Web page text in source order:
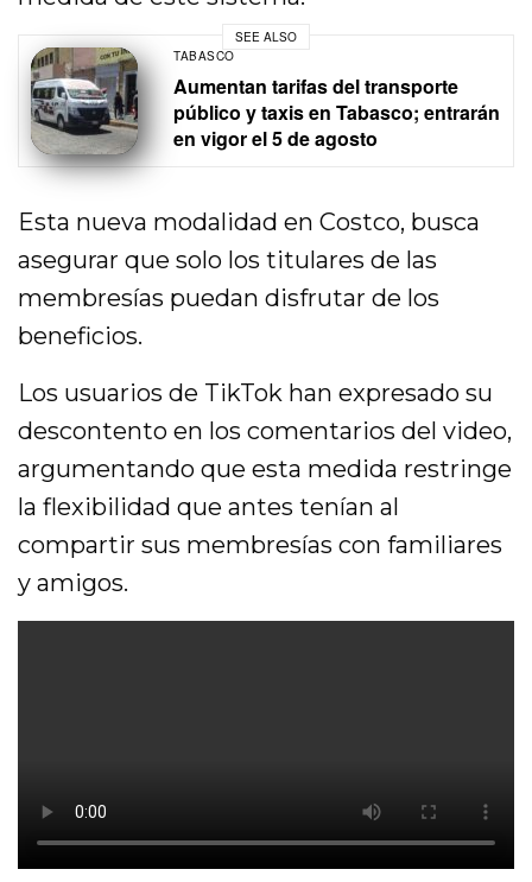
SEE ALSO
TABASCO
Aumentan tarifas del transporte
público y taxis en Tabasco; entrarán
en vigor el 5 de agosto
Esta nueva modalidad en Costco, busca
asegurar que solo los titulares de las
membresías puedan disfrutar de los
beneficios.
Los usuarios de TikTok han expresado su
descontento en los comentarios del video,
argumentando que esta medida restringe
la flexibilidad que antes tenían al
compartir sus membresías con familiares
y amigos.